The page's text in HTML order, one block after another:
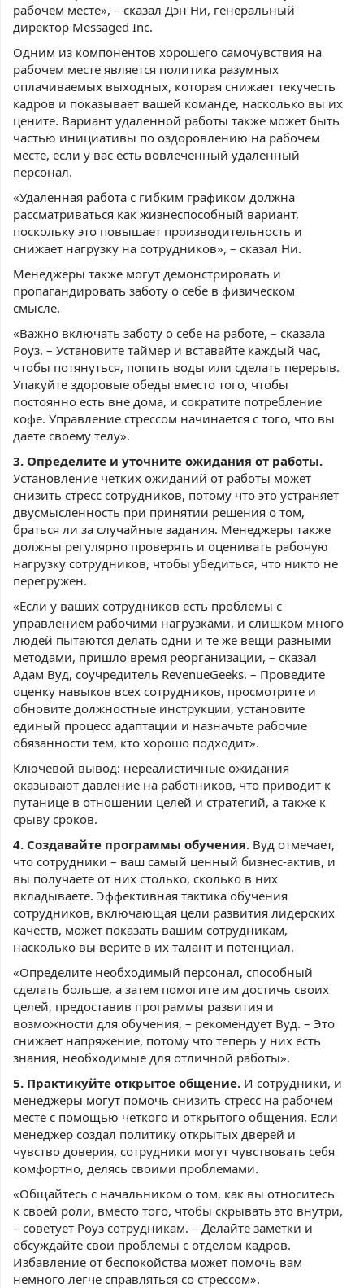
рабочем месте», – сказал Дэн Ни, генеральный
директор Messaged Inc.
Одним из компонентов хорошего самочувствия на
рабочем месте является политика разумных
оплачиваемых выходных, которая снижает текучесть
кадров и показывает вашей команде, насколько вы их
цените. Вариант удаленной работы также может быть
частью инициативы по оздоровлению на рабочем
месте, если у вас есть вовлеченный удаленный
персонал.
«Удаленная работа с гибким графиком должна
рассматриваться как жизнеспособный вариант,
поскольку это повышает производительность и
снижает нагрузку на сотрудников», – сказал Ни.
Менеджеры также могут демонстрировать и
пропагандировать заботу о себе в физическом
смысле.
«Важно включать заботу о себе на работе, – сказала
Роуз. – Установите таймер и вставайте каждый час,
чтобы потянуться, попить воды или сделать перерыв.
Упакуйте здоровые обеды вместо того, чтобы
постоянно есть вне дома, и сократите потребление
кофе. Управление стрессом начинается с того, что вы
даете своему телу».
3. Определите и уточните ожидания от работы.
Установление четких ожиданий от работы может
снизить стресс сотрудников, потому что это устраняет
двусмысленность при принятии решения о том,
браться ли за случайные задания. Менеджеры также
должны регулярно проверять и оценивать рабочую
нагрузку сотрудников, чтобы убедиться, что никто не
перегружен.
«Если у ваших сотрудников есть проблемы с
управлением рабочими нагрузками, и слишком много
людей пытаются делать одни и те же вещи разными
методами, пришло время реорганизации, – сказал
Адам Вуд, соучредитель RevenueGeeks. – Проведите
оценку навыков всех сотрудников, просмотрите и
обновите должностные инструкции, установите
единый процесс адаптации и назначьте рабочие
обязанности тем, кто хорошо подходит».
Ключевой вывод: нереалистичные ожидания
оказывают давление на работников, что приводит к
путанице в отношении целей и стратегий, а также к
срыву сроков.
4. Создавайте программы обучения. Вуд отмечает,
что сотрудники – ваш самый ценный бизнес-актив, и
вы получаете от них столько, сколько в них
вкладываете. Эффективная тактика обучения
сотрудников, включающая цели развития лидерских
качеств, может показать вашим сотрудникам,
насколько вы верите в их талант и потенциал.
«Определите необходимый персонал, способный
сделать больше, а затем помогите им достичь своих
целей, предоставив программы развития и
возможности для обучения, – рекомендует Вуд. – Это
снижает напряжение, потому что теперь у них есть
знания, необходимые для отличной работы».
5. Практикуйте открытое общение. И сотрудники, и
менеджеры могут помочь снизить стресс на рабочем
месте с помощью четкого и открытого общения. Если
менеджер создал политику открытых дверей и
чувство доверия, сотрудники могут чувствовать себя
комфортно, делясь своими проблемами.
«Общайтесь с начальником о том, как вы относитесь
к своей роли, вместо того, чтобы скрывать это внутри,
– советует Роуз сотрудникам. – Делайте заметки и
обсуждайте свои проблемы с отделом кадров.
Избавление от беспокойства может помочь вам
немного легче справляться со стрессом».